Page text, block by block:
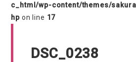
c_html/wp-content/themes/
hp on line 17
DSC_0238